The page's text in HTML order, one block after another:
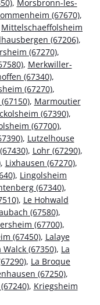
, Morsbronn-les-
(67670),
Mittelschaeffolsheim
(67206),
(67270),
, Merkwiller-
(67340),
(67270),
, Marmoutier
(67390),
(67700),
, Lutzelhouse
, Lohr (67290),
, Lixhausen (67270),
, Lingolsheim
(67340),
, Le Hohwald
(67580),
(67700),
(67450), Lalaye
Walck (67350), La
, La Broque
(67250),
, Kriegsheim